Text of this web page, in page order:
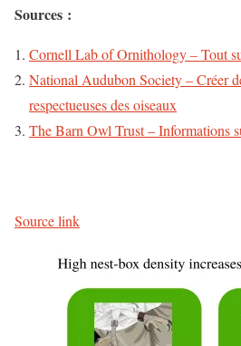
Sources :
Cornell Lab of Ornithology – Tout
National Audubon Society – Créer
respectueuses des oiseaux
The Barn Owl Trust – Informations
Source link